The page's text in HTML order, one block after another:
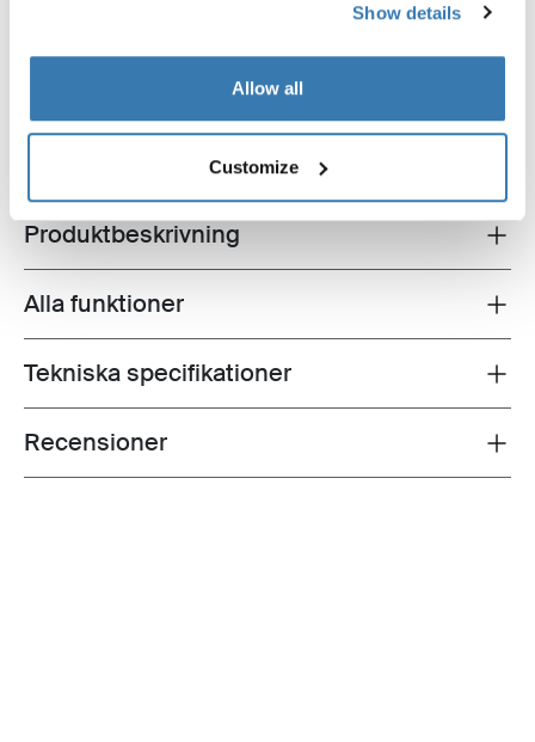
Show details
Allow all
Customize
Toggle overview
Produktbeskrivning
Toggle features
Alla funktioner
Toggle techspec
Tekniska specifikationer
Toggle overview
Recensioner